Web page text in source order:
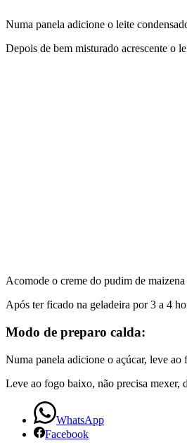
Numa panela adicione o leite
Depois de bem misturado acrescente o
Acomode o creme do pudim de
Após ter ficado na geladeira por 3 a 4
Modo de preparo calda:
Numa panela adicione o açúcar, leve ao
Leve ao fogo baixo, não precisa mexer,
WhatsApp
Facebook